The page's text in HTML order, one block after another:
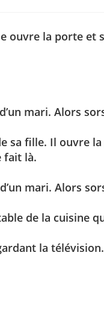
ouvre la porte et
mari. Alors
sa fille. Il ouvre
fait là.
mari. Alors
de la cuisine
la